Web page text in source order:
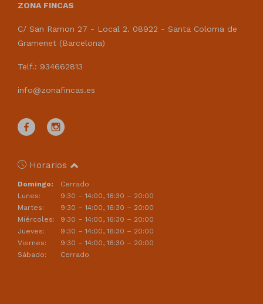
ZONA FINCAS
C/ San Ramon 27 - Local 2. 08922 - Santa Coloma de
Gramenet (Barcelona)
Telf.: 934662813
info@zonafincas.es
Horarios
Domingo:
Cerrado
Lunes:
9:30 – 14:00, 16:30 – 20:00
Martes:
9:30 – 14:00, 16:30 – 20:00
Miércoles:
9:30 – 14:00, 16:30 – 20:00
Jueves:
9:30 – 14:00, 16:30 – 20:00
Viernes:
9:30 – 14:00, 16:30 – 20:00
Sábado:
Cerrado